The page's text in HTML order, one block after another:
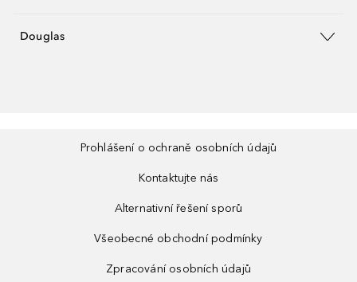
Douglas
Prohlášení o ochraně osobních údajů
Kontaktujte nás
Alternativní řešení sporů
Všeobecné obchodní podmínky
Zpracování osobních údajů